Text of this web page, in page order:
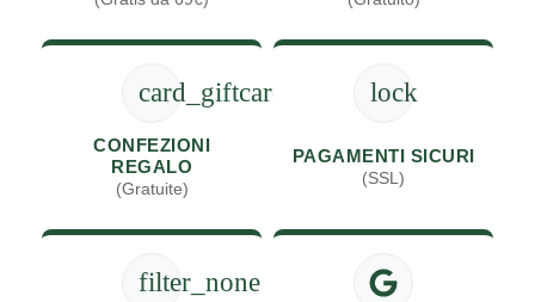
card_giftcard
CONFEZIONI
REGALO
(Gratuite)
lock
PAGAMENTI SICURI
(SSL)
filter_none